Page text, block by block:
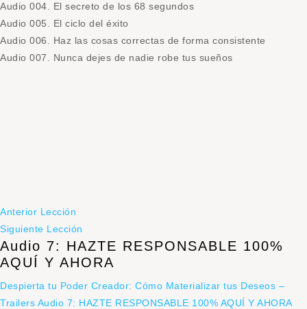
Audio 004. El secreto de los 68 segundos
Audio 005. El ciclo del éxito
Audio 006. Haz las cosas correctas de forma consistente
Audio 007. Nunca dejes de nadie robe tus sueños
Anterior Lección
Siguiente Lección
Audio 7: HAZTE RESPONSABLE 100%
AQUÍ Y AHORA
Despierta tu Poder Creador: Cómo Materializar tus Deseos –
Trailers Audio 7: HAZTE RESPONSABLE 100% AQUÍ Y AHORA